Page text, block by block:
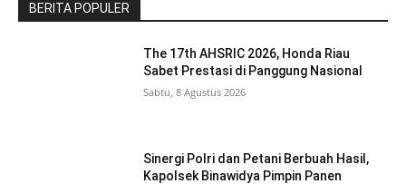
BERITA POPULER
The 17th AHSRIC 2026, Honda Riau
Sabet Prestasi di Panggung Nasional
Sabtu, 8 Agustus 2026
Sinergi Polri dan Petani Berbuah Hasil,
Kapolsek Binawidya Pimpin Panen